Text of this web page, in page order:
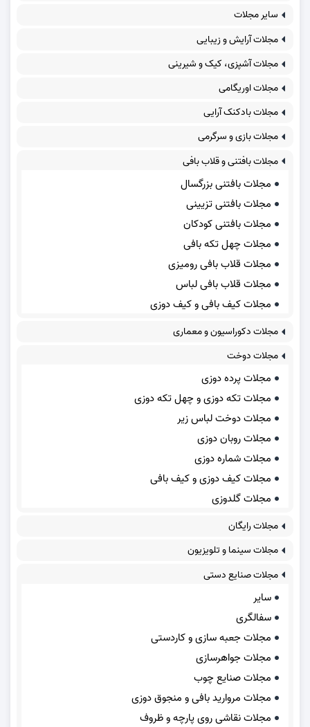
سایر مجلات
مجلات آرایش و زیبایی
مجلات آشپزی، کیک و شیرینی
مجلات اوریگامی
مجلات بادکنک آرایی
مجلات بازی و سرگرمی
مجلات بافتنی و قلاب بافی
مجلات بافتنی بزرگسال
مجلات بافتنی تزیینی
مجلات بافتنی کودکان
مجلات چهل تکه بافی
مجلات قلاب بافی رومیزی
مجلات قلاب بافی لباس
مجلات کیف بافی و کیف دوزی
مجلات دکوراسیون و معماری
مجلات دوخت
مجلات پرده دوزی
مجلات تکه دوزی و چهل تکه دوزی
مجلات دوخت لباس زیر
مجلات روبان دوزی
مجلات شماره دوزی
مجلات کیف دوزی و کیف بافی
مجلات گلدوزی
مجلات رایگان
مجلات سینما و تلویزیون
مجلات صنایع دستی
سایر
سفالگری
مجلات جعبه سازی و کاردستی
مجلات جواهرسازی
مجلات صنایع چوب
مجلات مروارید بافی و منجوق دوزی
مجلات نقاشی روی پارچه و ظروف